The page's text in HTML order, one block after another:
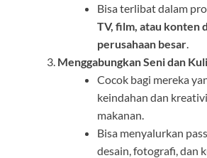
Bisa terlibat dalam
TV, film, atau konten
perusahaan besar
Menggabungkan Seni dan
Cocok bagi mereka
keindahan dan
makanan.
Bisa menyalurkan
desain, fotografi, dan